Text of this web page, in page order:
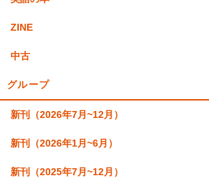
ZINE
中古
グループ
新刊（2026年7月~12月）
新刊（2026年1月~6月）
新刊（2025年7月~12月）